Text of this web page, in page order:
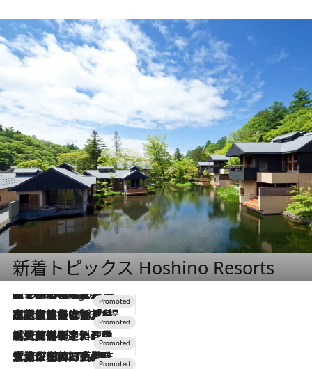
新着トピックス Hoshino Resorts
9 Hours Ago
【トンボの足水浴】ヒノキの香りに包まれて涼感マックス！約13℃の湧水かけ流しを避暑地「星野温泉 トンボの湯」で体験
2026.7.31
【ホテル帰省】という選択肢をOMOが提案。家族とほどよい距離を保つには「昼は実家、夜は気兼ねなくホテルで！」
2026.7.24
【夏限定ディナーコース】旬を迎える稚鮎や花ズッキーニなどをイタリア・トスカーナの郷土料理の手法で満喫！
2026.7.17
「土佐和ハーブかき氷」がOMO7高知に登場！生姜、山椒、大葉など目にも舌にも涼を呼ぶ郷土の味